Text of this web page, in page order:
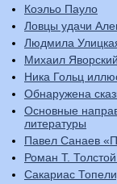
Коэльо Пауло
Ловцы удачи
Людмила
Михаил
Ника Гольц
Обнаружена
Основные
литературы
Павел Санаев
Роман Т.
Сакариас